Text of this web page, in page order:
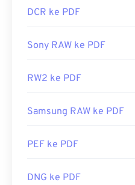
DCR ke PDF
Sony RAW ke PDF
RW2 ke PDF
Samsung RAW ke PDF
PEF ke PDF
DNG ke PDF